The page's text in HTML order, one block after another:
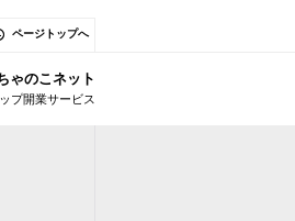
ページトップへ
ゃのこネット
プ開業サービス